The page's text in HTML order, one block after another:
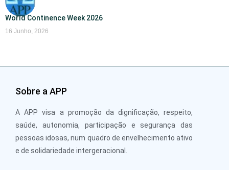
World Continence Week 2026
16 Junho, 2026
Sobre a APP
A APP visa a promoção da dignificação, respeito,
saúde, autonomia, participação e segurança das
pessoas idosas, num quadro de envelhecimento ativo
e de solidariedade intergeracional.